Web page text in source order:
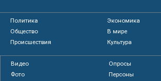
Политика
Экономика
Общество
В мире
Происшествия
Культура
Видео
Опросы
Фото
Персоны